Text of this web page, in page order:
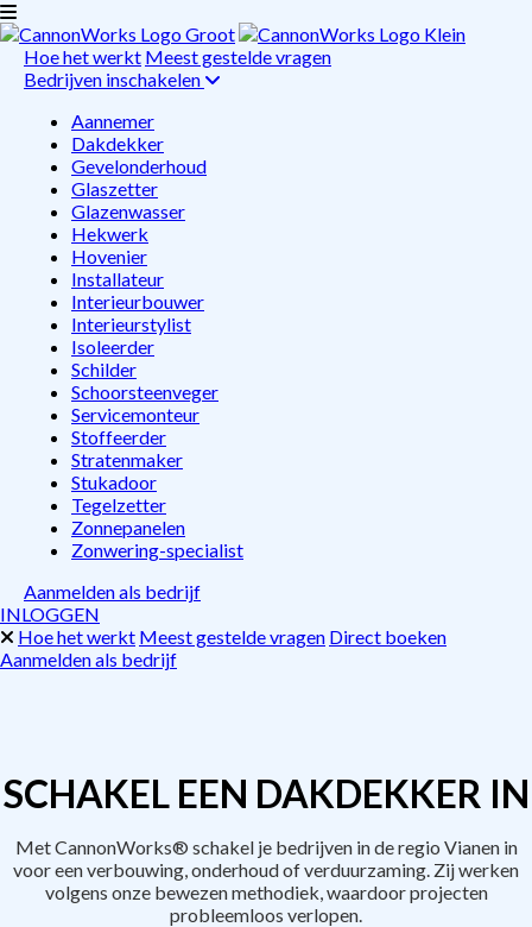
Hoe het werkt Meest gestelde vragen
Bedrijven inschakelen
Aannemer
Dakdekker
Gevelonderhoud
Glaszetter
Glazenwasser
Hekwerk
Hovenier
Installateur
Interieurbouwer
Interieurstylist
Isoleerder
Schilder
Schoorsteenveger
Servicemonteur
Stoffeerder
Stratenmaker
Stukadoor
Tegelzetter
Zonnepanelen
Zonwering-specialist
Aanmelden als bedrijf
INLOGGEN
Hoe het werkt Meest gestelde vragen Direct boeken
Aanmelden als bedrijf
SCHAKEL EEN DAKDEKKER IN
Met CannonWorks® schakel je bedrijven in de regio Vianen in
voor een verbouwing, onderhoud of verduurzaming. Zij werken
volgens onze bewezen methodiek, waardoor projecten
probleemloos verlopen.